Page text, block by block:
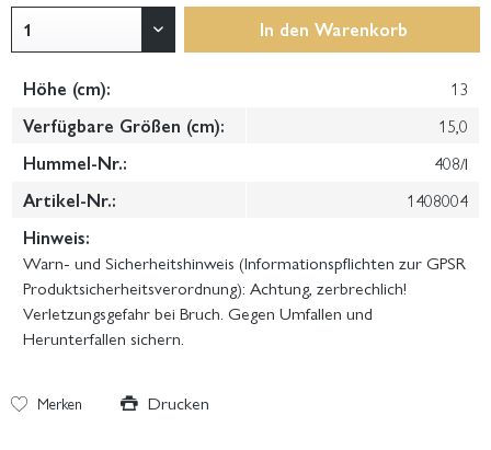
In den Warenkorb
Höhe (cm):
13
Verfügbare Größen (cm):
15,0
Hummel-Nr.:
408/I
Artikel-Nr.:
1408004
Hinweis:
Warn- und Sicherheitshinweis (Informationspflichten zur GPSR
Produktsicherheitsverordnung): Achtung, zerbrechlich!
Verletzungsgefahr bei Bruch. Gegen Umfallen und
Herunterfallen sichern.
Merken Drucken